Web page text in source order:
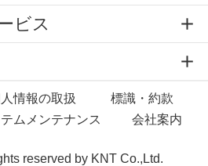
ビス
情報の取扱
標識・約款
ムメンテナンス 会社案内
reserved by KNT Co.,Ltd.